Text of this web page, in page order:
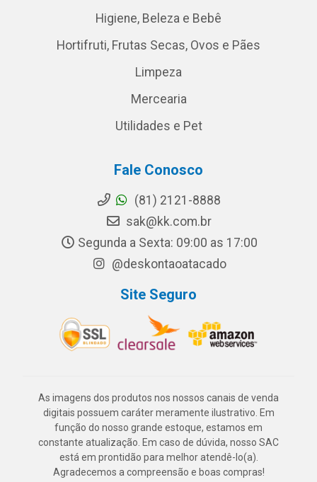
Higiene, Beleza e Bebê
Hortifruti, Frutas Secas, Ovos e Pães
Limpeza
Mercearia
Utilidades e Pet
Fale Conosco
(81) 2121-8888
sak@kk.com.br
Segunda a Sexta: 09:00 as 17:00
@deskontaoatacado
Site Seguro
As imagens dos produtos nos nossos canais de venda
digitais possuem caráter meramente ilustrativo. Em
função do nosso grande estoque, estamos em
constante atualização. Em caso de dúvida, nosso SAC
está em prontidão para melhor atendê-lo(a).
Agradecemos a compreensão e boas compras!